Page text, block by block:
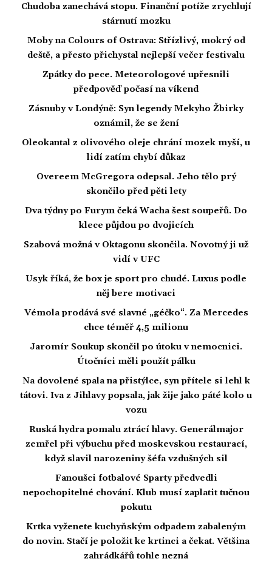
Chudoba zanechává stopu. Finanční potíže zrychlují
stárnutí mozku
Moby na Colours of Ostrava: Střízlivý, mokrý od
deště, a přesto přichystal nejlepší večer festivalu
Zpátky do pece. Meteorologové upřesnili
předpověď počasí na víkend
Zásnuby v Londýně: Syn legendy Mekyho Žbirky
oznámil, že se žení
Oleokantal z olivového oleje chrání mozek myší, u
lidí zatím chybí důkaz
Overeem McGregora odepsal. Jeho tělo prý
skončilo před pěti lety
Dva týdny po Furym čeká Wacha šest soupeřů. Do
klece půjdou po dvojicích
Szabová možná v Oktagonu skončila. Novotný ji už
vidí v UFC
Usyk říká, že box je sport pro chudé. Luxus podle
něj bere motivaci
Vémola prodává své slavné „géčko“. Za Mercedes
chce téměř 4,5 milionu
Jaromír Soukup skončil po útoku v nemocnici.
Útočníci měli použít pálku
Na dovolené spala na přistýlce, syn přítele si lehl k
tátovi. Iva z Jihlavy popsala, jak žije jako páté kolo u
vozu
Ruská hydra pomalu ztrácí hlavy. Generálmajor
zemřel při výbuchu před moskevskou restaurací,
když slavil narozeniny šéfa vzdušných sil
Fanoušci fotbalové Sparty předvedli
nepochopitelné chování. Klub musí zaplatit tučnou
pokutu
Krtka vyženete kuchyňským odpadem zabaleným
do novin. Stačí je položit ke krtinci a čekat. Většina
zahrádkářů tohle nezná